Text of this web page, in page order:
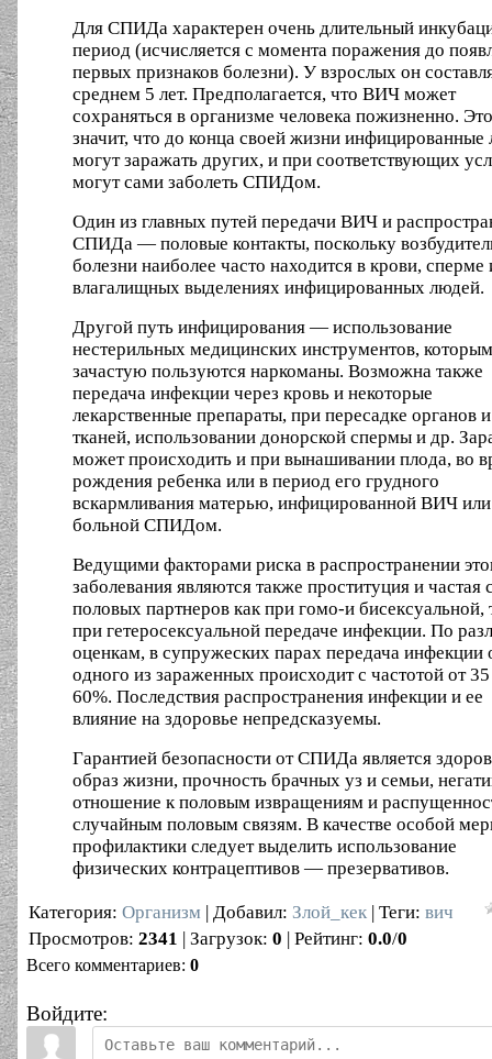
Для СПИДа характерен очень длительный
период (исчисляется с момента поражения до
первых признаков болезни). У взрослых он
среднем 5 лет. Предполагается, что ВИЧ может
сохраняться в организме человека пожизненно. Это
значит, что до конца своей жизни инфицированные
могут заражать других, и при соответствующих
могут сами заболеть СПИДом.
Один из главных путей передачи ВИЧ и
СПИДа — половые контакты, поскольку
болезни наиболее часто находится в крови, сперме
влагалищных выделениях инфицированных людей.
Другой путь инфицирования — использование
нестерильных медицинских инструментов,
зачастую пользуются наркоманы. Возможна также
передача инфекции через кровь и некоторые
лекарственные препараты, при пересадке органов и
тканей, использовании донорской спермы и др.
может происходить и при вынашивании плода, во
рождения ребенка или в период его грудного
вскармливания матерью, инфицированной ВИЧ или
больной СПИДом.
Ведущими факторами риска в распространении
заболевания являются также проституция и частая
половых партнеров как при гомо-и бисексуальной,
при гетеросексуальной передаче инфекции. По
оценкам, в супружеских парах передача инфекции
одного из зараженных происходит с частотой от
60%. Последствия распространения инфекции и ее
влияние на здоровье непредсказуемы.
Гарантией безопасности от СПИДа является
образ жизни, прочность брачных уз и семьи,
отношение к половым извращениям и
случайным половым связям. В качестве особой
профилактики следует выделить использование
физических контрацептивов — презервативов.
Категория: Организм | Добавил: Злой_кек | Теги: вич
Просмотров: 2341 | Загрузок: 0 | Рейтинг: 0.0/0
Всего комментариев: 0
Войдите: